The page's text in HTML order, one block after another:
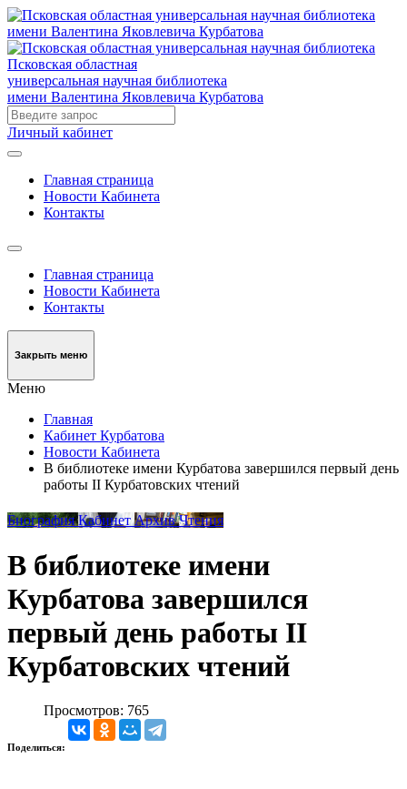
Псковская областная
универсальная научная библиотека
имени Валентина Яковлевича Курбатова
Личный кабинет
Главная страница
Новости Кабинета
Контакты
Главная страница
Новости Кабинета
Контакты
Закрыть меню
Меню
Главная
Кабинет Курбатова
Новости Кабинета
В библиотеке имени Курбатова завершился первый день
работы II Курбатовских чтений
БиографияКабинетАрхивЧтения
В библиотеке имени
Курбатова завершился
первый день работы II
Курбатовских чтений
Просмотров: 765
Поделиться: